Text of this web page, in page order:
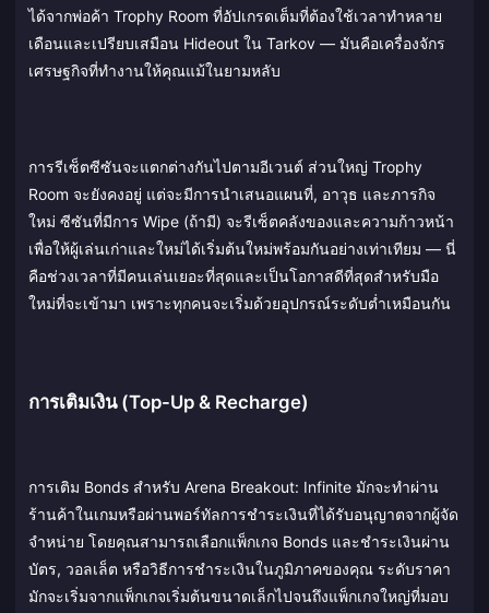
ได้จากพ่อค้า Trophy Room ที่อัปเกรดเต็มที่ต้องใช้เวลาทำหลาย
เดือนและเปรียบเสมือน Hideout ใน Tarkov — มันคือเครื่องจักร
เศรษฐกิจที่ทำงานให้คุณแม้ในยามหลับ
การรีเซ็ตซีซันจะแตกต่างกันไปตามอีเวนต์ ส่วนใหญ่ Trophy
Room จะยังคงอยู่ แต่จะมีการนำเสนอแผนที่, อาวุธ และภารกิจ
ใหม่ ซีซันที่มีการ Wipe (ถ้ามี) จะรีเซ็ตคลังของและความก้าวหน้า
เพื่อให้ผู้เล่นเก่าและใหม่ได้เริ่มต้นใหม่พร้อมกันอย่างเท่าเทียม — นี่
คือช่วงเวลาที่มีคนเล่นเยอะที่สุดและเป็นโอกาสดีที่สุดสำหรับมือ
ใหม่ที่จะเข้ามา เพราะทุกคนจะเริ่มด้วยอุปกรณ์ระดับต่ำเหมือนกัน
การเติมเงิน (Top-Up & Recharge)
การเติม Bonds สำหรับ Arena Breakout: Infinite มักจะทำผ่าน
ร้านค้าในเกมหรือผ่านพอร์ทัลการชำระเงินที่ได้รับอนุญาตจากผู้จัด
จำหน่าย โดยคุณสามารถเลือกแพ็กเกจ Bonds และชำระเงินผ่าน
บัตร, วอลเล็ต หรือวิธีการชำระเงินในภูมิภาคของคุณ ระดับราคา
มักจะเริ่มจากแพ็กเกจเริ่มต้นขนาดเล็กไปจนถึงแพ็กเกจใหญ่ที่มอบ